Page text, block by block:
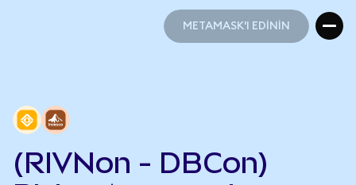
METAMASK'I EDİNİN
(RIVNon - DBCon)